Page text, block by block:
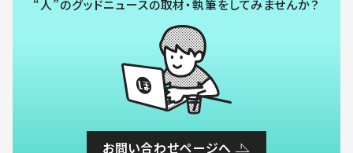
“人”のグッドニュースの取材・執筆をしてみませんか？
お問い合わせページへ